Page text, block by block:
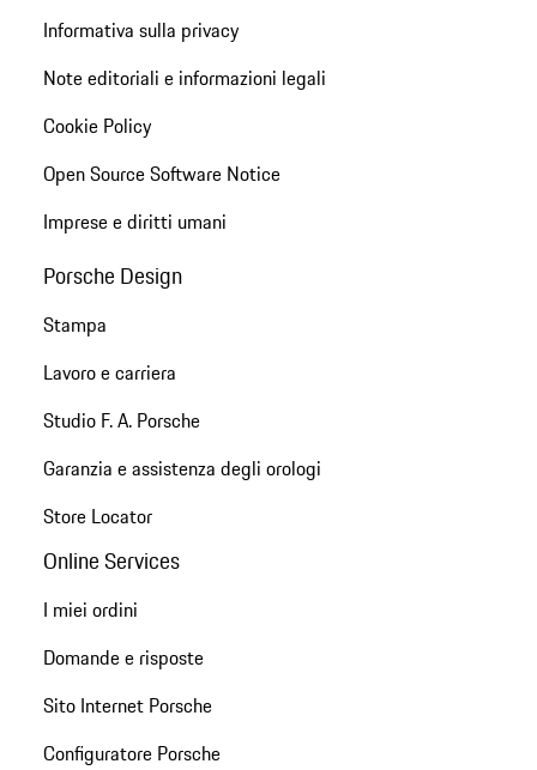
Informativa sulla privacy
Note editoriali e informazioni legali
Cookie Policy
Open Source Software Notice
Imprese e diritti umani
Porsche Design
Stampa
Lavoro e carriera
Studio F. A. Porsche
Garanzia e assistenza degli orologi
Store Locator
Online Services
I miei ordini
Domande e risposte
Sito Internet Porsche
Configuratore Porsche